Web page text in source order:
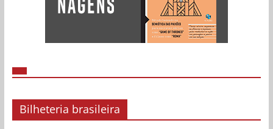
Bilheteria brasileira